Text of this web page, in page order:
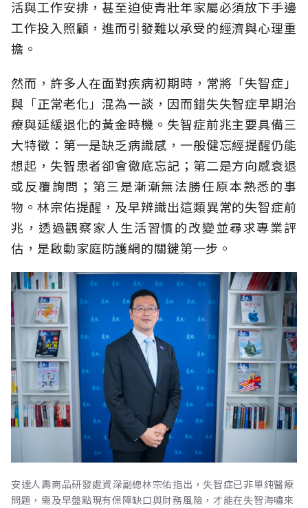
活與工作安排，甚至迫使青壯年家屬必須放下手邊
工作投入照顧，進而引發難以承受的經濟與心理重
擔。
然而，許多人在面對疾病初期時，常將「失智症」
與「正常老化」混為一談，因而錯失失智症早期治
療與延緩退化的黃金時機。失智症前兆主要具備三
大特徵：第一是缺乏病識感，一般健忘經提醒仍能
想起，失智患者卻會徹底忘記；第二是方向感衰退
或反覆詢問；第三是漸漸無法勝任原本熟悉的事
物。林宗佑提醒，及早辨識出這類異常的失智症前
兆，透過觀察家人生活習慣的改變並尋求專業評
估，是啟動家庭防護網的關鍵第一步。
安達人壽商品研發處資深副總林宗佑指出，失智症已非單純醫療
問題，需及早盤點現有保障缺口與財務風險，才能在失智海嘯來